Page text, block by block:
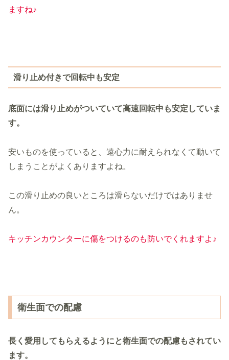
ますね♪
滑り止め付きで回転中も安定
底面には滑り止めがついていて高速回転中も安定していま
す。
安いものを使っていると、遠心力に耐えられなくて動いて
しまうことがよくありますよね。
この滑り止めの良いところは滑らないだけではありませ
ん。
キッチンカウンターに傷をつけるのも防いでくれますよ♪
衛生面での配慮
長く愛用してもらえるようにと衛生面での配慮もされてい
ます。